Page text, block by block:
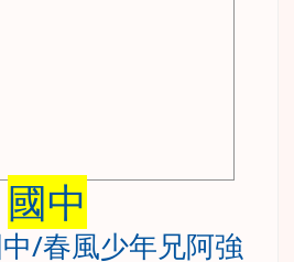
國中
/春風少年兄阿強